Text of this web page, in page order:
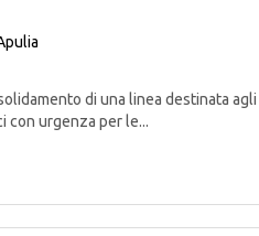
di una linea destinata
con urgenza per le...